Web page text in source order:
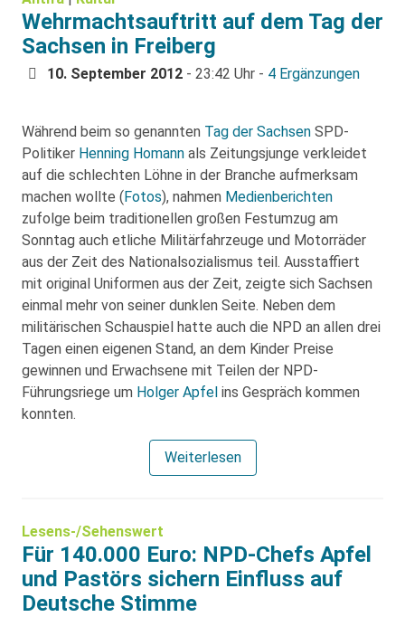
Wehrmachtsauftritt auf dem Tag der
Sachsen in Freiberg
10. September 2012 - 23:42 Uhr - 4 Ergänzungen
Während beim so genannten Tag der Sachsen SPD-
Politiker Henning Homann als Zeitungsjunge verkleidet
auf die schlechten Löhne in der Branche aufmerksam
machen wollte (Fotos), nahmen Medienberichten
zufolge beim traditionellen großen Festumzug am
Sonntag auch etliche Militärfahrzeuge und Motorräder
aus der Zeit des Nationalsozialismus teil. Ausstaffiert
mit original Uniformen aus der Zeit, zeigte sich Sachsen
einmal mehr von seiner dunklen Seite. Neben dem
militärischen Schauspiel hatte auch die NPD an allen drei
Tagen einen eigenen Stand, an dem Kinder Preise
gewinnen und Erwachsene mit Teilen der NPD-
Führungsriege um Holger Apfel ins Gespräch kommen
konnten.
Weiterlesen
Lesens-/Sehenswert
Für 140.000 Euro: NPD-Chefs Apfel
und Pastörs sichern Einfluss auf
Deutsche Stimme